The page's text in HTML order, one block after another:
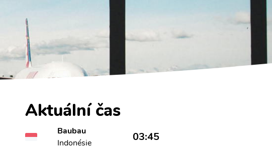
Aktuální čas
Baubau
Indonésie
03:45